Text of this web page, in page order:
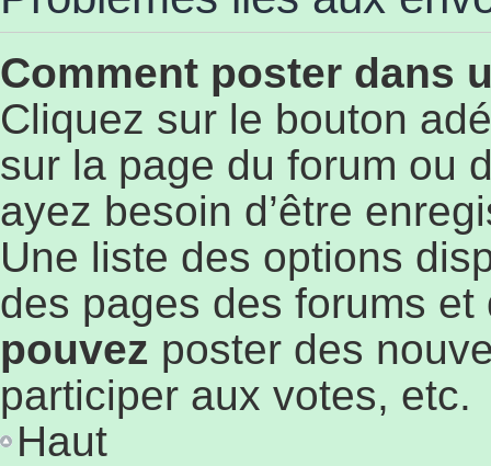
Comment poster dans
Cliquez sur le bouton
sur la page du forum ou
ayez besoin d’être
Une liste des options
des pages des forums
pouvez poster des
participer aux votes, etc.
Haut